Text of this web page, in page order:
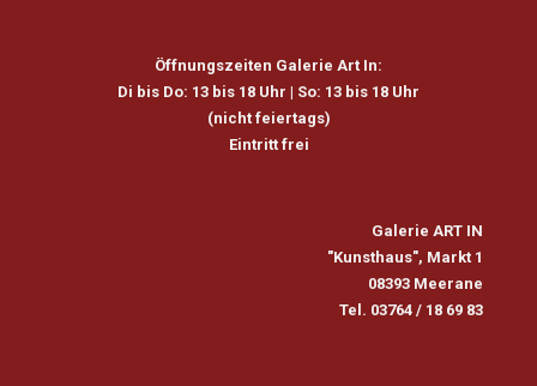
Öffnungszeiten Galerie Art In:
Di bis Do: 13 bis 18 Uhr | So: 13 bis 18 Uhr
(nicht feiertags)
Eintritt frei
Galerie ART IN
"Kunsthaus", Markt 1
08393 Meerane
Tel. 03764 / 18 69 83